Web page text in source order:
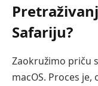
Safariju?
Zaokružimo priču
macOS. Proces